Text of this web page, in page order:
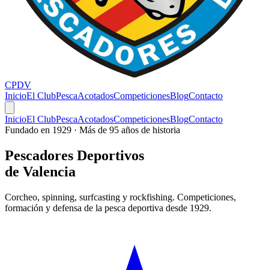
CPDV
InicioEl ClubPescaAcotadosCompeticionesBlogContacto
InicioEl ClubPescaAcotadosCompeticionesBlogContacto
Fundado en 1929 · Más de 95 años de historia
Pescadores Deportivos
de Valencia
Corcheo, spinning, surfcasting y rockfishing. Competiciones,
formación y defensa de la pesca deportiva desde 1929.